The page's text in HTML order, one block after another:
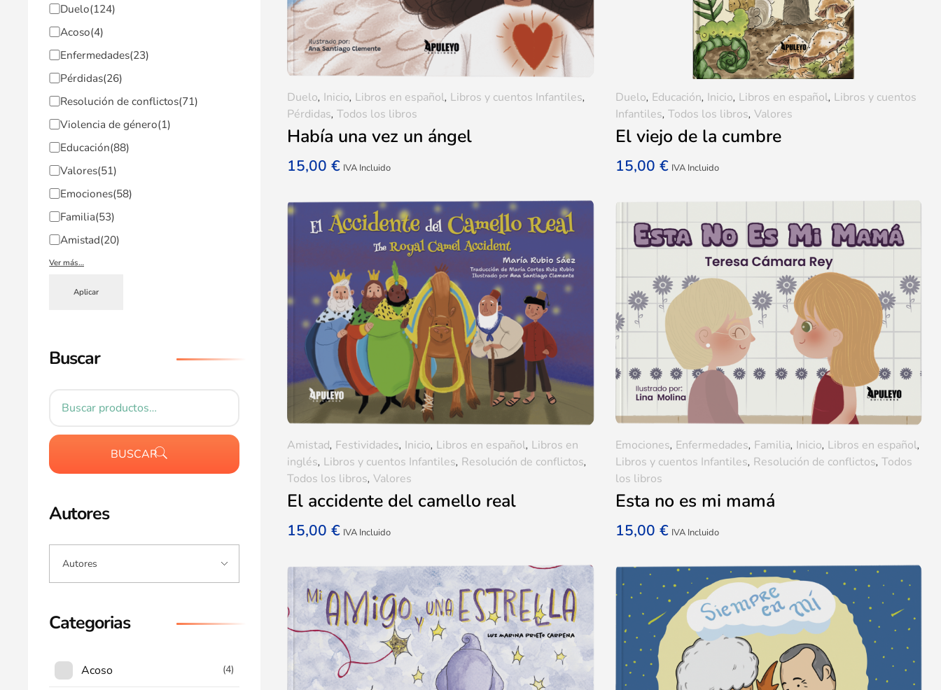
Había una vez un ángel
15,00€ IVA Incluido
Duelo, Inicio, Libros en español, Libros y cuentos Infantiles,
Pérdidas,Todos los libros
El viejo de la cumbre
15,00 € IVA Incluido
Duelo, Educación, Inicio, Libros en español, Libros y cuentos
Infantiles, Todos los libros, Valores
El accidente del camello real
15,00€ IVA Incluido
Amistad, Festividades, Inicio, Libros en español, Libros en
inglés, Libros y cuentos Infantiles, Resolución de conflictos,
Todos los libros,Valores
Esta no es mi mamá
15,00 € IVA Incluido
Emociones, Enfermedades, Familia, Inicio, Libros en español,
Libros y cuentos Infantiles, Resolución de conflictos, Todos
los libros
Duelo(124)
Acoso(4)
Enfermedades(23)
Pérdidas(26)
Resolución de conflictos(71)
Violencia de género(1)
Educación(88)
Valores(51)
Emociones(58)
Familia(53)
Amistad(20)
Ver más…
Aplicar
Buscar
BUSCAR
Autores
Categorias
Acoso (4)